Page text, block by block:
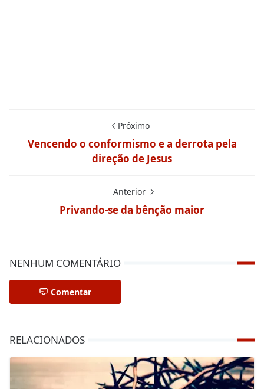
Próximo
Vencendo o conformismo e a derrota pela
direção de Jesus
Anterior
Privando-se da bênção maior
NENHUM COMENTÁRIO
Comentar
RELACIONADOS